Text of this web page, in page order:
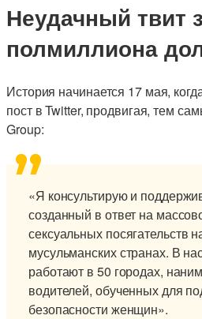
Неудачный твит
полмиллиона
История начинается 17 мая,
пост в Twitter, продвигая, тем
Group:
«Я консультирую и
созданный в ответ на
сексуальных посягательств
мусульманских странах. В
работают в 50 городах,
водителей, обученных для
безопасности женщин».